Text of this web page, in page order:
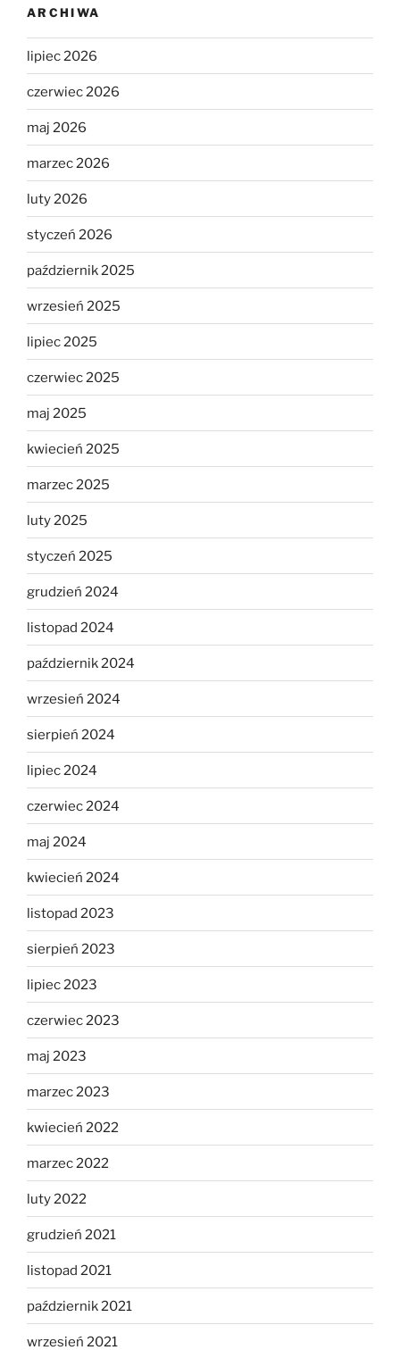
ARCHIWA
lipiec 2026
czerwiec 2026
maj 2026
marzec 2026
luty 2026
styczeń 2026
październik 2025
wrzesień 2025
lipiec 2025
czerwiec 2025
maj 2025
kwiecień 2025
marzec 2025
luty 2025
styczeń 2025
grudzień 2024
listopad 2024
październik 2024
wrzesień 2024
sierpień 2024
lipiec 2024
czerwiec 2024
maj 2024
kwiecień 2024
listopad 2023
sierpień 2023
lipiec 2023
czerwiec 2023
maj 2023
marzec 2023
kwiecień 2022
marzec 2022
luty 2022
grudzień 2021
listopad 2021
październik 2021
wrzesień 2021